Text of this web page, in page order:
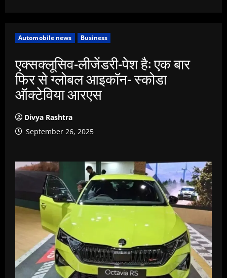
Automobile news Business
एक्सक्लूसिव-लीजेंडरी-पेश है: एक बार
फिर से ग्लोबल आइकॉन- स्कोडा
ऑक्टेविया आरएस
Divya Rashtra
September 26, 2025